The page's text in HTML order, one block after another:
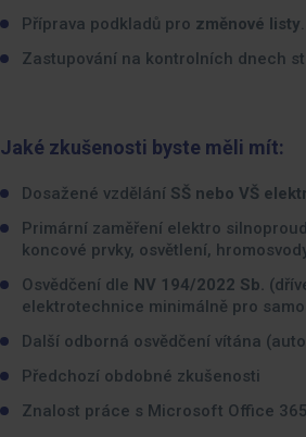
Příprava podkladů pro změnové listy.
Zastupování na kontrolních dnech
Jaké zkušenosti byste měli mít:
Dosažené vzdělání SŠ nebo VŠ
Primární zaměření elektro
koncové prvky, osvětlení,
Osvědčení dle NV 194/2022 Sb.
elektrotechnice minimálně pro
Další odborná osvědčení vítána
Předchozí obdobné zkušenosti
Znalost práce s Microsoft Office